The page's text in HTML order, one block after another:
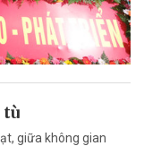
tù
giữa không gian